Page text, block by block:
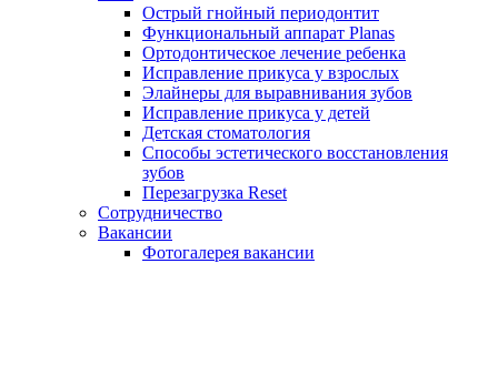
Острый гнойный периодонтит
Функциональный аппарат Planas
Ортодонтическое лечение ребенка
Исправление прикуса у взрослых
Элайнеры для выравнивания зубов
Исправление прикуса у детей
Детская стоматология
Способы эстетического восстановления
зубов
Перезагрузка Reset
Сотрудничество
Вакансии
Фотогалерея вакансии